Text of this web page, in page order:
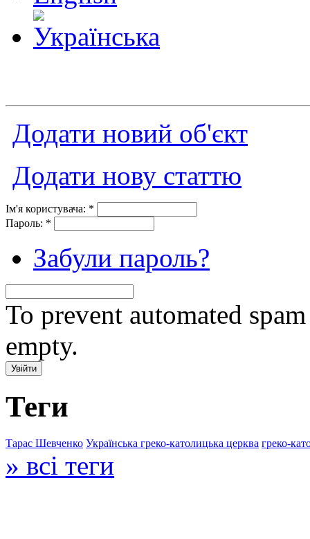
Додати новий об'єкт
Додати нову статтю
Ім'я користувача: *
Пароль: *
Забули пароль?
To prevent automated
empty.
Теги
Тарас Шевченко Українська греко-католицька церква греко-
» всі теги